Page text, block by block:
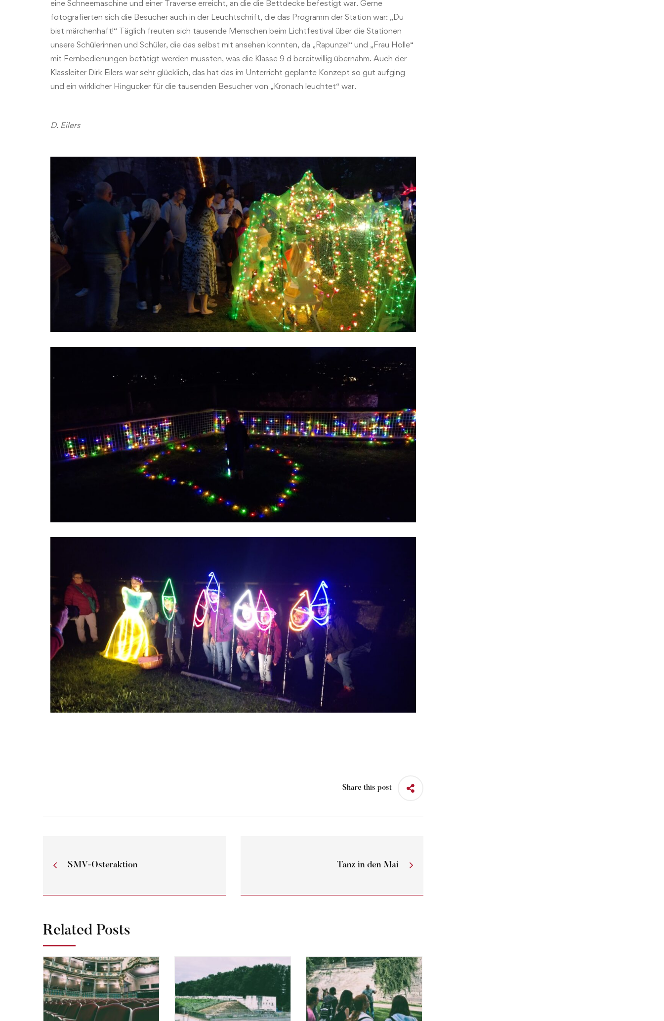
eine Schneemaschine und einer Traverse erreicht, an die die Bettdecke befestigt war. Gerne
fotografierten sich die Besucher auch in der Leuchtschrift, die das Programm der Station war: „Du
bist märchenhaft!“ Täglich freuten sich tausende Menschen beim Lichtfestival über die Stationen
unsere Schülerinnen und Schüler, die das selbst mit ansehen konnten, da „Rapunzel“ und „Frau Holle“
mit Fernbedienungen betätigt werden mussten, was die Klasse 9 d bereitwillig übernahm. Auch der
Klassleiter Dirk Eilers war sehr glücklich, das hat das im Unterricht geplante Konzept so gut aufging
und ein wirklicher Hingucker für die tausenden Besucher von „Kronach leuchtet“ war.
D. Eilers
Share this post
SMV-Osteraktion Tanz in den Mai
Related Posts